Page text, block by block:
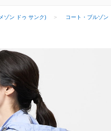
ゾン ドゥ サンク) コート・ブルゾン